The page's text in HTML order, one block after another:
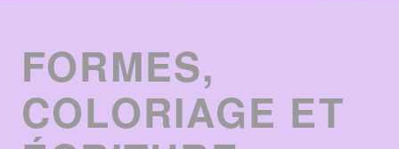
FORMES,
COLORIAGE ET